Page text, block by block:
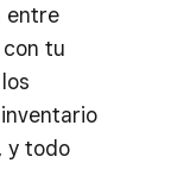
entre
tu
y todo